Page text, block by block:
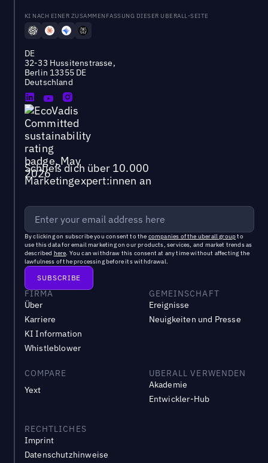
KI NACH EINER ZUSAMMENFASSUNG DIESER UBERALL-SEITE
DE
32-33 Hussitenstrasse,
Berlin 13355 DE
Deutschland
Schließ dich über 10.000
Marketingexpert:innen an
By clicking on subscribe you consent to the companies of the uberall groupto
use this data for email marketing on our products, services, and market trends as
described here. You can withdraw this consent at any time without affecting the
lawfulness of the processing before its withdrawal.
FIRMA
Über
Karriere
KI Information
Whistleblower
GEMEINSCHAFT
Ereignisse
Neuigkeiten und Presse
COMPARE
Yext
UBERALL VERWENDEN
Akademie
Entwickler-Hub
RECHTLICHES
Imprint
Datenschutzhinweise